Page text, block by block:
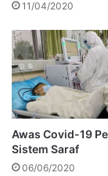
11/04/2020
Awas Covid-19
Sistem Saraf
06/06/2020